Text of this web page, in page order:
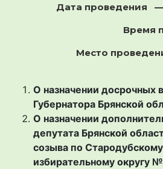
Дата проведения
Время
Место
О назначении досрочных
Губернатора Брянской
О назначении
депутата Брянской
созыва по
избирательному округу